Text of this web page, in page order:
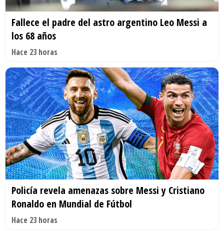
Fallece el padre del astro argentino Leo Messi a
los 68 años
Hace 23 horas
Policía revela amenazas sobre Messi y Cristiano
Ronaldo en Mundial de Fútbol
Hace 23 horas